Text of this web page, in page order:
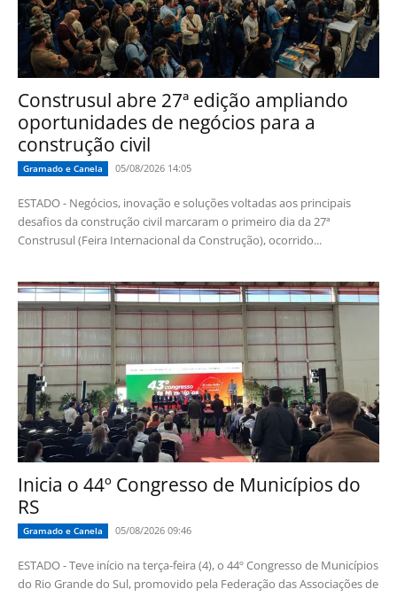
Construsul abre 27ª edição ampliando
oportunidades de negócios para a
construção civil
Gramado e Canela 05/08/2026 14:05
ESTADO - Negócios, inovação e soluções voltadas aos principais
desafios da construção civil marcaram o primeiro dia da 27ª
Construsul (Feira Internacional da Construção), ocorrido...
Inicia o 44º Congresso de Municípios do
RS
Gramado e Canela 05/08/2026 09:46
ESTADO - Teve início na terça-feira (4), o 44º Congresso de Municípios
do Rio Grande do Sul, promovido pela Federação das Associações de